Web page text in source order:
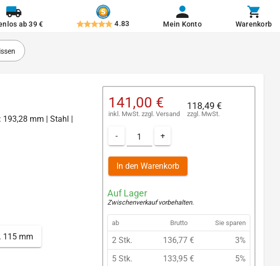
ab 39 € 4.83 Mein Konto Warenkorb
mm | Stahl |
115 mm
141,00 €
inkl. MwSt. zzgl. Versand
118,49 €
zzgl. MwSt.
- +
In den Warenkorb
Auf Lager
Zwischenverkauf vorbehalten.
ab Brutto Sie sparen
2 Stk. 136,77 €
3%
5 Stk.
133,95 €
5%